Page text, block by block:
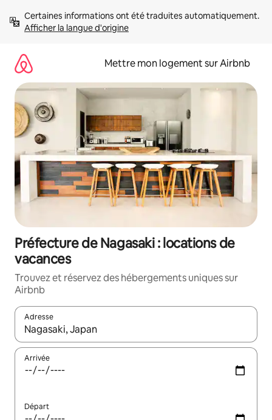
directement
Afficher la langue d'origine
Mettre mon logement sur Airbnb
Préfecture de Nagasaki : locations de
vacances
Trouvez et réservez des hébergements uniques sur
Airbnb
Adresse
Lorsque les résultats s'affichent, utilisez les flèches vers le
Arrivée
Départ